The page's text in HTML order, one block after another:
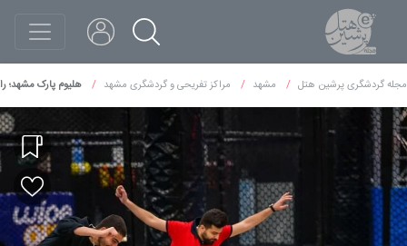
مجله گردشگری پرشین هتل مشهد مراکز تفریحی و گردشگری مشهد هلیوم پارک مشهد؛